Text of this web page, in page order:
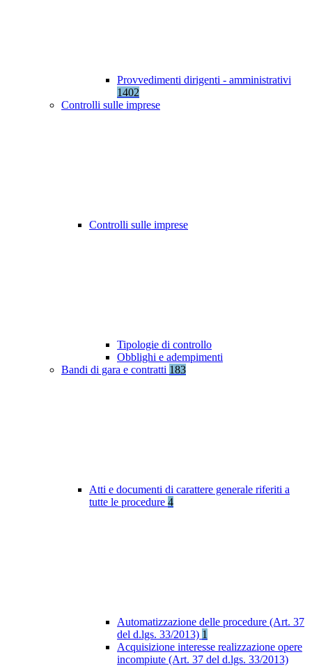
Provvedimenti dirigenti - amministrativi
1402
Controlli sulle imprese
Controlli sulle imprese
Tipologie di controllo
Obblighi e adempimenti
Bandi di gara e contratti 183
Atti e documenti di carattere generale riferiti a
tutte le procedure 4
Automatizzazione delle procedure (Art. 37
del d.lgs. 33/2013) 1
Acquisizione interesse realizzazione opere
incompiute (Art. 37 del d.lgs. 33/2013)